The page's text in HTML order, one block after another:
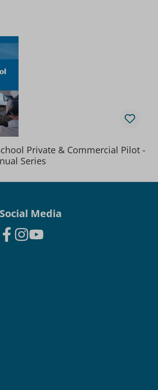
Private & Commercial Pilot -
Series
Social Media